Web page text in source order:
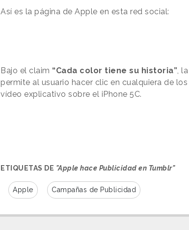
Así es la página de Apple en esta red social:
Bajo el claim “Cada color tiene su historia” ,
permite al usuario hacer clic en cualquiera de
vídeo explicativo sobre el iPhone 5C.
ETIQUETAS DE "Apple hace Publicidad en Tumblr"
Apple Campañas de Publicidad